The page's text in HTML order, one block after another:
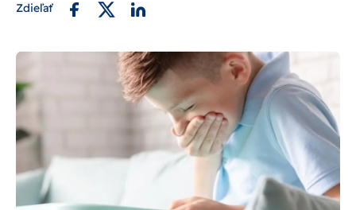
Zdieľať